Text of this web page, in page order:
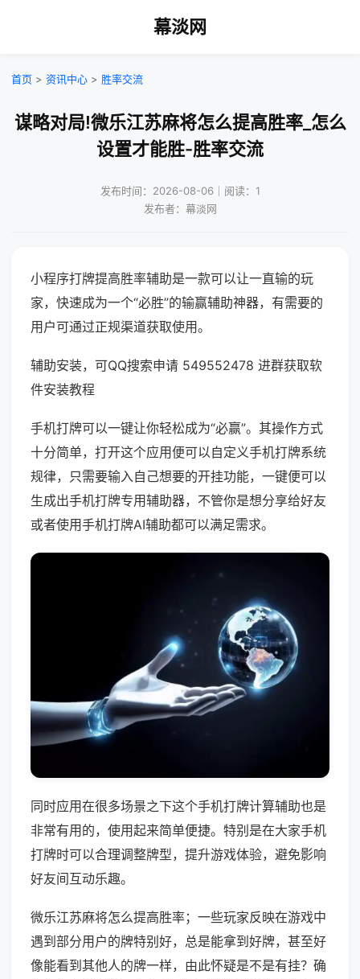
幕淡网
首页 > 资讯中心 > 胜率交流
谋略对局!微乐江苏麻将怎么提高胜率_怎么
设置才能胜-胜率交流
发布时间：2026-08-06｜阅读：1
发布者：幕淡网
小程序打牌提高胜率辅助是一款可以让一直输的玩
家，快速成为一个“必胜”的输赢辅助神器，有需要的
用户可通过正规渠道获取使用。
辅助安装，可QQ搜索申请 549552478 进群获取软
件安装教程
手机打牌可以一键让你轻松成为“必赢”。其操作方式
十分简单，打开这个应用便可以自定义手机打牌系统
规律，只需要输入自己想要的开挂功能，一键便可以
生成出手机打牌专用辅助器，不管你是想分享给好友
或者使用手机打牌AI辅助都可以满足需求。
同时应用在很多场景之下这个手机打牌计算辅助也是
非常有用的，使用起来简单便捷。特别是在大家手机
打牌时可以合理调整牌型，提升游戏体验，避免影响
好友间互动乐趣。
微乐江苏麻将怎么提高胜率；一些玩家反映在游戏中
遇到部分用户的牌特别好，总是能拿到好牌，甚至好
像能看到其他人的牌一样，由此怀疑是不是有挂？确